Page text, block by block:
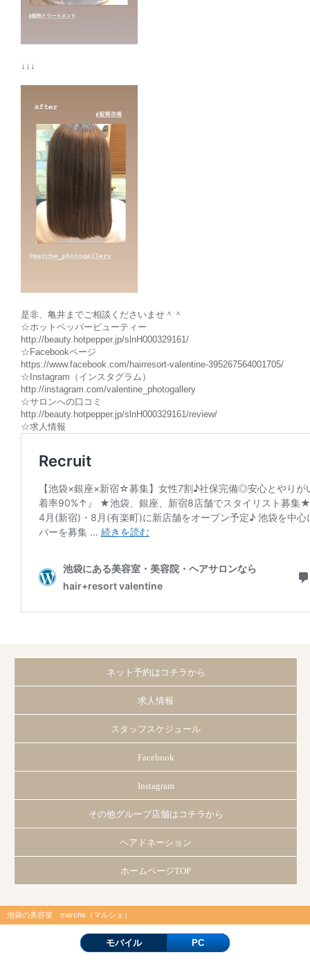
↓↓↓
是非、亀井までご相談くださいませ＾＾
☆ホットペッパービューティー
http://beauty.hotpepper.jp/slnH000329161/
☆Facebookページ
https://www.facebook.com/hairresort-valentine-395267564001705/
☆Instagram（インスタグラム）
http://instagram.com/valentine_photogallery
☆サロンへの口コミ
http://beauty.hotpepper.jp/slnH000329161/review/
☆求人情報
ネット予約はコチラから
求人情報
スタッフスケジュール
Facebook
Instagram
その他グループ店舗はコチラから
ヘアドネーション
ホームページTOP
池袋の美容室 marche（マルシェ）
モバイル PC